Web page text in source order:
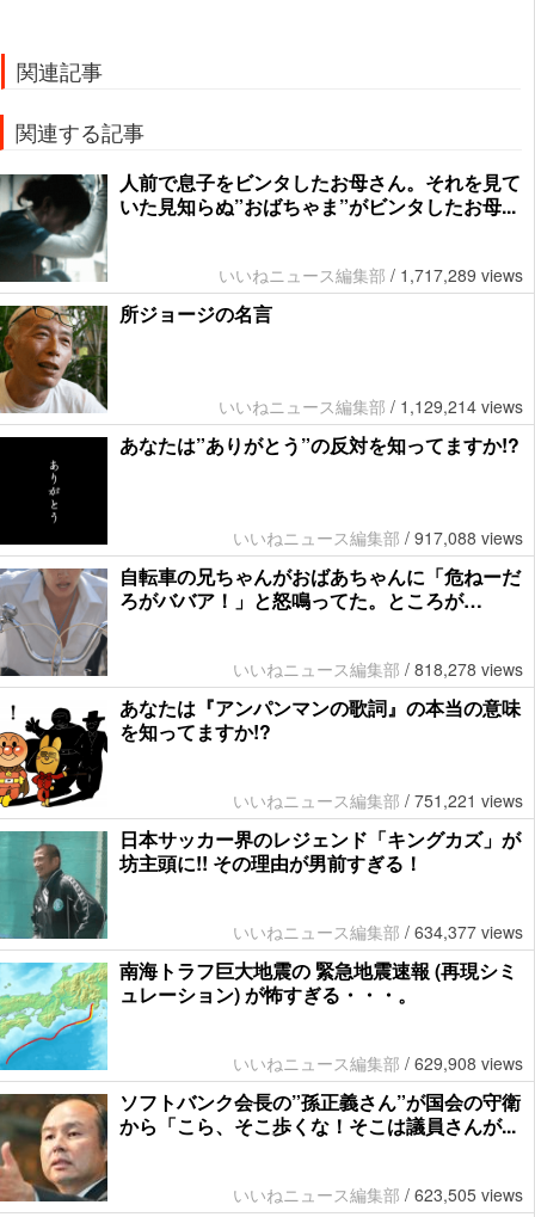
関連記事
関連する記事
人前で息子をビンタしたお母さん。それを見て
いた見知らぬ”おばちゃま”がビンタしたお母...
いいねニュース編集部 / 1,717,289 views
所ジョージの名言
いいねニュース編集部 / 1,129,214 views
あなたは”ありがとう”の反対を知ってますか!?
いいねニュース編集部 / 917,088 views
自転車の兄ちゃんがおばあちゃんに「危ねーだ
ろがババア！」と怒鳴ってた。ところが…
いいねニュース編集部 / 818,278 views
あなたは『アンパンマンの歌詞』の本当の意味
を知ってますか!?
いいねニュース編集部 / 751,221 views
日本サッカー界のレジェンド「キングカズ」が
坊主頭に!! その理由が男前すぎる！
いいねニュース編集部 / 634,377 views
南海トラフ巨大地震の 緊急地震速報 (再現シミ
ュレーション) が怖すぎる・・・。
いいねニュース編集部 / 629,908 views
ソフトバンク会長の”孫正義さん”が国会の守衛
から「こら、そこ歩くな！そこは議員さんが...
いいねニュース編集部 / 623,505 views